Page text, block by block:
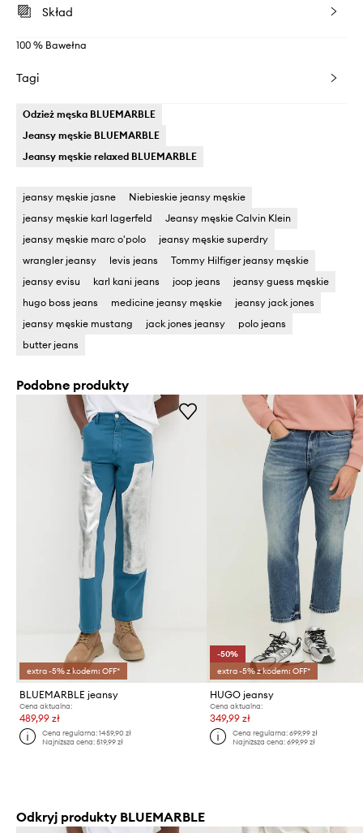
Skład
100 % Bawełna
Tagi
Odzież męska BLUEMARBLE
Jeansy męskie BLUEMARBLE
Jeansy męskie relaxed BLUEMARBLE
jeansy męskie jasne
Niebieskie jeansy męskie
jeansy męskie karl lagerfeld
Jeansy męskie Calvin Klein
jeansy męskie marc o'polo
jeansy męskie superdry
wrangler jeansy
levis jeans
Tommy Hilfiger jeansy męskie
jeansy evisu
karl kani jeans joop jeans
jeansy guess męskie
hugo boss jeans
medicine jeansy męskie
jeansy jack jones
jeansy męskie mustang
jack jones jeansy
polo jeans
butter jeans
Podobne produkty
extra -5% z kodem: OFF*
BLUEMARBLE jeansy
Cena aktualna:
489,99 zł
Cena regularna:1459,90 zł
Najniższa cena:519,99 zł
-50%
extra -5% z kodem: OFF*
HUGO jeansy
Cena aktualna:
349,99 zł
Cena regularna: 699,99 zł
Najniższa cena: 699,99 zł
Odkryj produkty BLUEMARBLE